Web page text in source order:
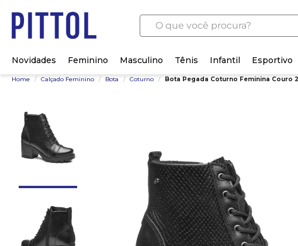
O que você procura?
Novidades Feminino Masculino Tênis Infantil Esportivo
Home / Calçado Feminino / Bota / Coturno / Bota Pegada Coturno Feminina Couro